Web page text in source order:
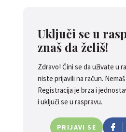
Uključi se u
znaš da želiš!
Zdravo! Čini se da uživate u
niste prijavili na račun.
Registracija je brza i
i uključi se u raspravu.
PRIJAVI SE